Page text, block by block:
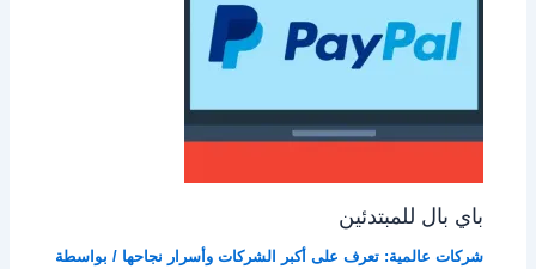
باي بال للمبتدئين
شركات عالمية: تعرف على أكبر الشركات وأسرار نجاحها / بواسطة